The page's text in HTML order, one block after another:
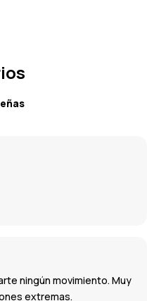
ningún movimiento. Muy
extremas.